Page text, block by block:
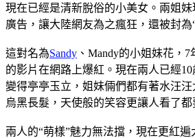
現在已經是清新脫俗的小美女。兩姐
廣告，讓大陸網友為之瘋狂，還被封為
這對名為Sandy 、Mandy的小姐妹花，
的影片在網路上爆紅。現在兩人已經10
變得亭亭玉立，姐妹倆們都有著水汪
烏黑長髮，天使般的笑容更讓人看了都
兩人的“萌樣”魅力無法擋，現在更紅